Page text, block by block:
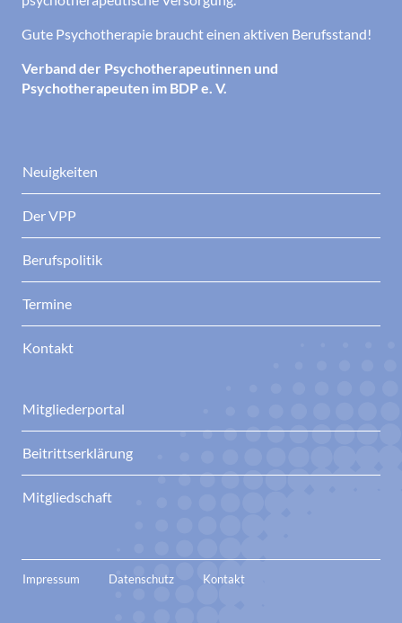
Gute Psychotherapie braucht einen aktiven Berufsstand!
Verband der Psychotherapeutinnen und
Psychotherapeuten im BDP e. V.
Neuigkeiten
Der VPP
Berufspolitik
Termine
Kontakt
Mitgliederportal
Beitrittserklärung
Mitgliedschaft
Impressum Datenschutz Kontakt